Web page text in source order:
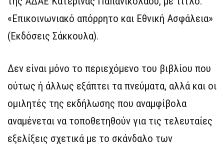
«Επικοινωνιακό απόρρητο και Εθνική Ασφάλεια»
(Εκδόσεις Σάκκουλα).
Δεν είναι μόνο το περιεχόμενο του βιβλίου που
ούτως ή άλλως εξάπτει τα πνεύματα, αλλά και οι
ομιλητές της εκδήλωσης που αναμφίβολα
αναμένεται να τοποθετηθούν για τις τελευταίες
εξελίξεις σχετικά με το σκάνδαλο των